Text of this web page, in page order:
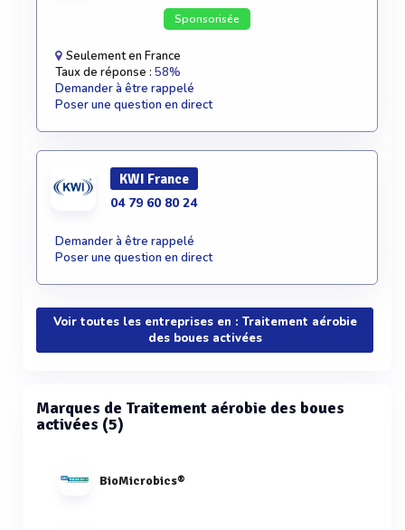
Sponsorisée
Seulement en France
Taux de réponse : 58%
Demander à être rappelé
Poser une question en direct
KWI France
04 79 60 80 24
Demander à être rappelé
Poser une question en direct
Voir toutes les entreprises en : Traitement aérobie
des boues activées
Marques de Traitement aérobie des boues
activées (5)
BioMicrobics®